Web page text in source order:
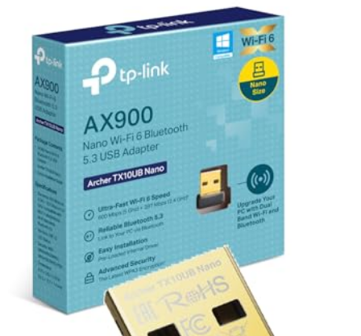
assurant une transmission rapide sans perte de
qualité du signal.
Technologies avancées OFDMA et MU-MIMOpermettant de
gérer plusieurs utilisateurs et appareils simultanément avec
efficacité.
Compatibilité Windows 10 et 11
avec sécurité WPA3 renforcée
pour une connexion sécurisée.
Spécifications Techniques
Dimensions : 14,8 cm (hauteur) x 9 cm (longueur) x 2,2 cm
(largeur)
Poids : 50 g
Couleur : Noir
Norme WiFi : WiFi 6E (tri-bande 2,4/5/6 GHz)
Pourquoi choisir cette clé WiFi ?
Elle garantit une connexion rapide et stable, adaptée aux besoins des